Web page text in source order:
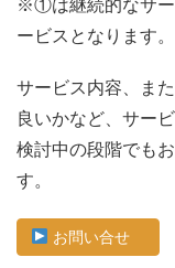
※①は継続的なサ
ービスとなります。
サービス内容、ま
良いかなど、サー
検討中の段階でも
す。
お問い合せ